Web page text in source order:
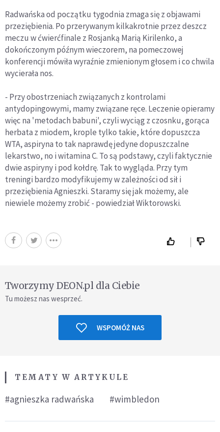
Radwańska od początku tygodnia zmaga się z objawami
przeziębienia. Po przerywanym kilkakrotnie przez deszcz
meczu w ćwierćfinale z Rosjanką Marią Kirilenko, a
dokończonym późnym wieczorem, na pomeczowej
konferencji mówiła wyraźnie zmienionym głosem i co chwila
wycierała nos.
- Przy obostrzeniach związanych z kontrolami
antydopingowymi, mamy związane ręce. Leczenie opieramy
więc na 'metodach babuni', czyli wyciąg z czosnku, gorąca
herbata z miodem, krople tylko takie, które dopuszcza
WTA, aspiryna to tak naprawdę jedyne dopuszczalne
lekarstwo, no i witamina C. To są podstawy, czyli faktycznie
dwie aspiryny i pod kołdrę. Tak to wygląda. Przy tym
treningi bardzo modyfikujemy w zależności od sił i
przeziębienia Agnieszki. Staramy się jak możemy, ale
niewiele możemy zrobić - powiedział Wiktorowski.
Tworzymy DEON.pl dla Ciebie
Tu możesz nas wesprzeć.
WSPOMÓŻ NAS
TEMATY W ARTYKULE
#agnieszka radwańska #wimbledon